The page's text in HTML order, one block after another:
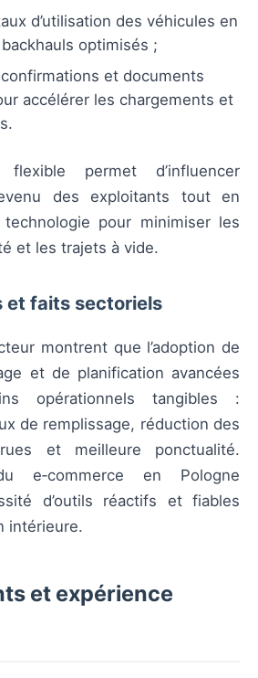
d’utilisation des véhicules en
optimisés ;
et documents
accélérer les chargements et
permet d’influencer
des exploitants tout en
technologie pour minimiser les
et les trajets à vide.
et faits sectoriels
montrent que l’adoption de
et de planification avancées
opérationnels tangibles :
de remplissage, réduction des
et meilleure ponctualité.
du e‑commerce en Pologne
d’outils réactifs et fiables
intérieure.
et expérience